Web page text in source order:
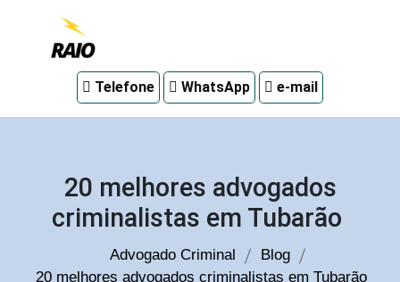
em
Telefone WhatsApp e-mail
20 melhores advogados
criminalistas em Tubarão
Advogado Criminal
Blog
20 melhores advogados criminalistas em Tubarão